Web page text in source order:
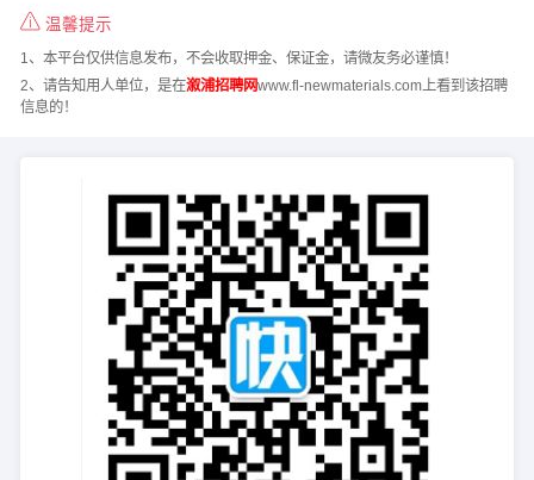
温馨提示
1、本平台仅供信息发布，不会收取押金、保证金，请微友务必谨慎！
2、请告知用人单位，是在溆浦招聘网www.fl-newmaterials.com上看到该招聘
信息的！